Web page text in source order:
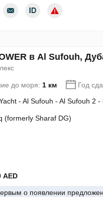
в Al Sufouh,
до моря: 1 км Год
- Al Sufouh - Al Sufouh 2 -
(formerly Sharaf DG)
AED
о появлении